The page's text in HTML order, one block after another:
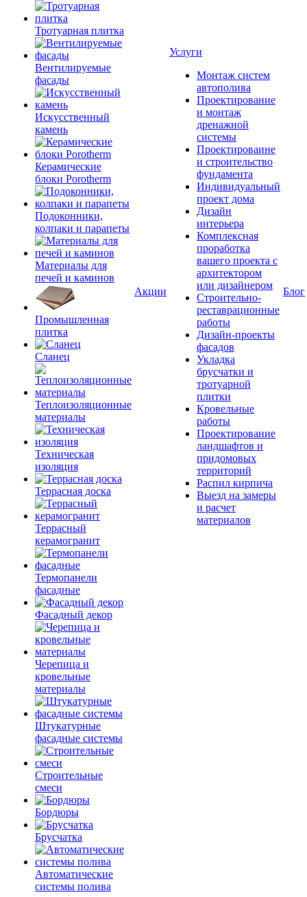
Тротуарная плитка
Вентилируемые
фасады
Искусственный
камень
Керамические
блоки Porotherm
Подоконники,
колпаки и парапеты
Материалы для
печей и каминов
Промышленная
плитка
Сланец
Теплоизоляционные
материалы
Техническая
изоляция
Террасная доска
Террасный
керамогранит
Термопанели
фасадные
Фасадный декор
Черепица и
кровельные
материалы
Штукатурные
фасадные системы
Строительные
смеси
Бордюры
Брусчатка
Автоматические
системы полива
Акции
Услуги
Монтаж систем
автополива
Проектирование
и монтаж
дренажной
системы
Проектироваине
и строительство
фундамента
Индивидуальный
проект дома
Дизайн
интерьера
Комплексная
проработка
вашего проекта с
архитектором
или дизайнером
Строительно-
реставрационные
работы
Дизайн-проекты
фасадов
Укладка
брусчатки и
тротуарной
плитки
Кровельные
работы
Проектирование
ландшафтов и
придомовых
территорий
Распил кирпича
Выезд на замеры
и расчет
материалов
Блог